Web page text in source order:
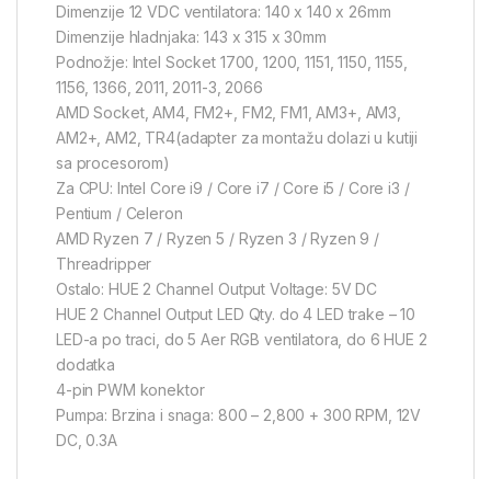
Dimenzije 12 VDC ventilatora: 140 x 140 x 26mm
Dimenzije hladnjaka: 143 x 315 x 30mm
Podnožje: Intel Socket 1700, 1200, 1151, 1150, 1155,
1156, 1366, 2011, 2011-3, 2066
AMD Socket, AM4, FM2+, FM2, FM1, AM3+, AM3,
AM2+, AM2, TR4(adapter za montažu dolazi u kutiji
sa procesorom)
Za CPU: Intel Core i9 / Core i7 / Core i5 / Core i3 /
Pentium / Celeron
AMD Ryzen 7 / Ryzen 5 / Ryzen 3 / Ryzen 9 /
Threadripper
Ostalo: HUE 2 Channel Output Voltage: 5V DC
HUE 2 Channel Output LED Qty. do 4 LED trake – 10
LED-a po traci, do 5 Aer RGB ventilatora, do 6 HUE 2
dodatka
4-pin PWM konektor
Pumpa: Brzina i snaga: 800 – 2,800 + 300 RPM, 12V
DC, 0.3A